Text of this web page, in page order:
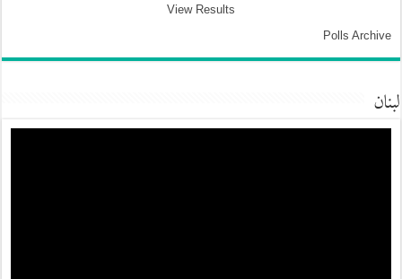
View Results
Polls Archive
لبنان